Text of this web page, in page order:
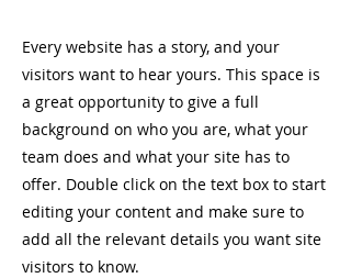
Every website has a story, and your
visitors want to hear yours. This space is
a great opportunity to give a full
background on who you are, what your
team does and what your site has to
offer. Double click on the text box to start
editing your content and make sure to
add all the relevant details you want site
visitors to know.